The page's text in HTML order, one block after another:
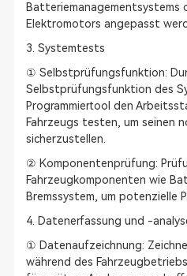
Batteriemanagementsystems
Elektromotors angepasst
3. Systemtests
① Selbstprüfungsfunktion:
Selbstprüfungsfunktion des
Programmiertool den
Fahrzeugs testen, um seinen
sicherzustellen.
② Komponentenprüfung:
Fahrzeugkomponenten wie
Bremssystem, um potenzielle
4. Datenerfassung und -
① Datenaufzeichnung:
während des